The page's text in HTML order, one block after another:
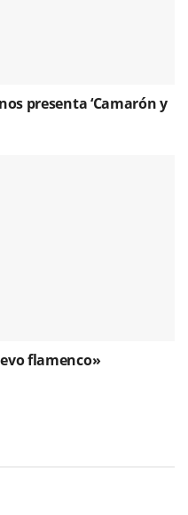
presenta ‘Camarón y
flamenco»